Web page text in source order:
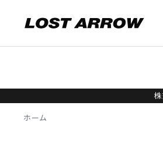
ホーム